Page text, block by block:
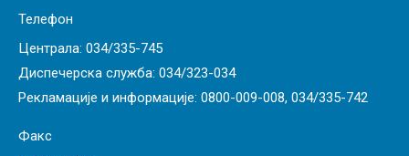
Телефон
Централа: 034/335-745
Диспечерска служба: 034/323-034
Рекламације и информације: 0800-009-008, 034/335-742
Факс